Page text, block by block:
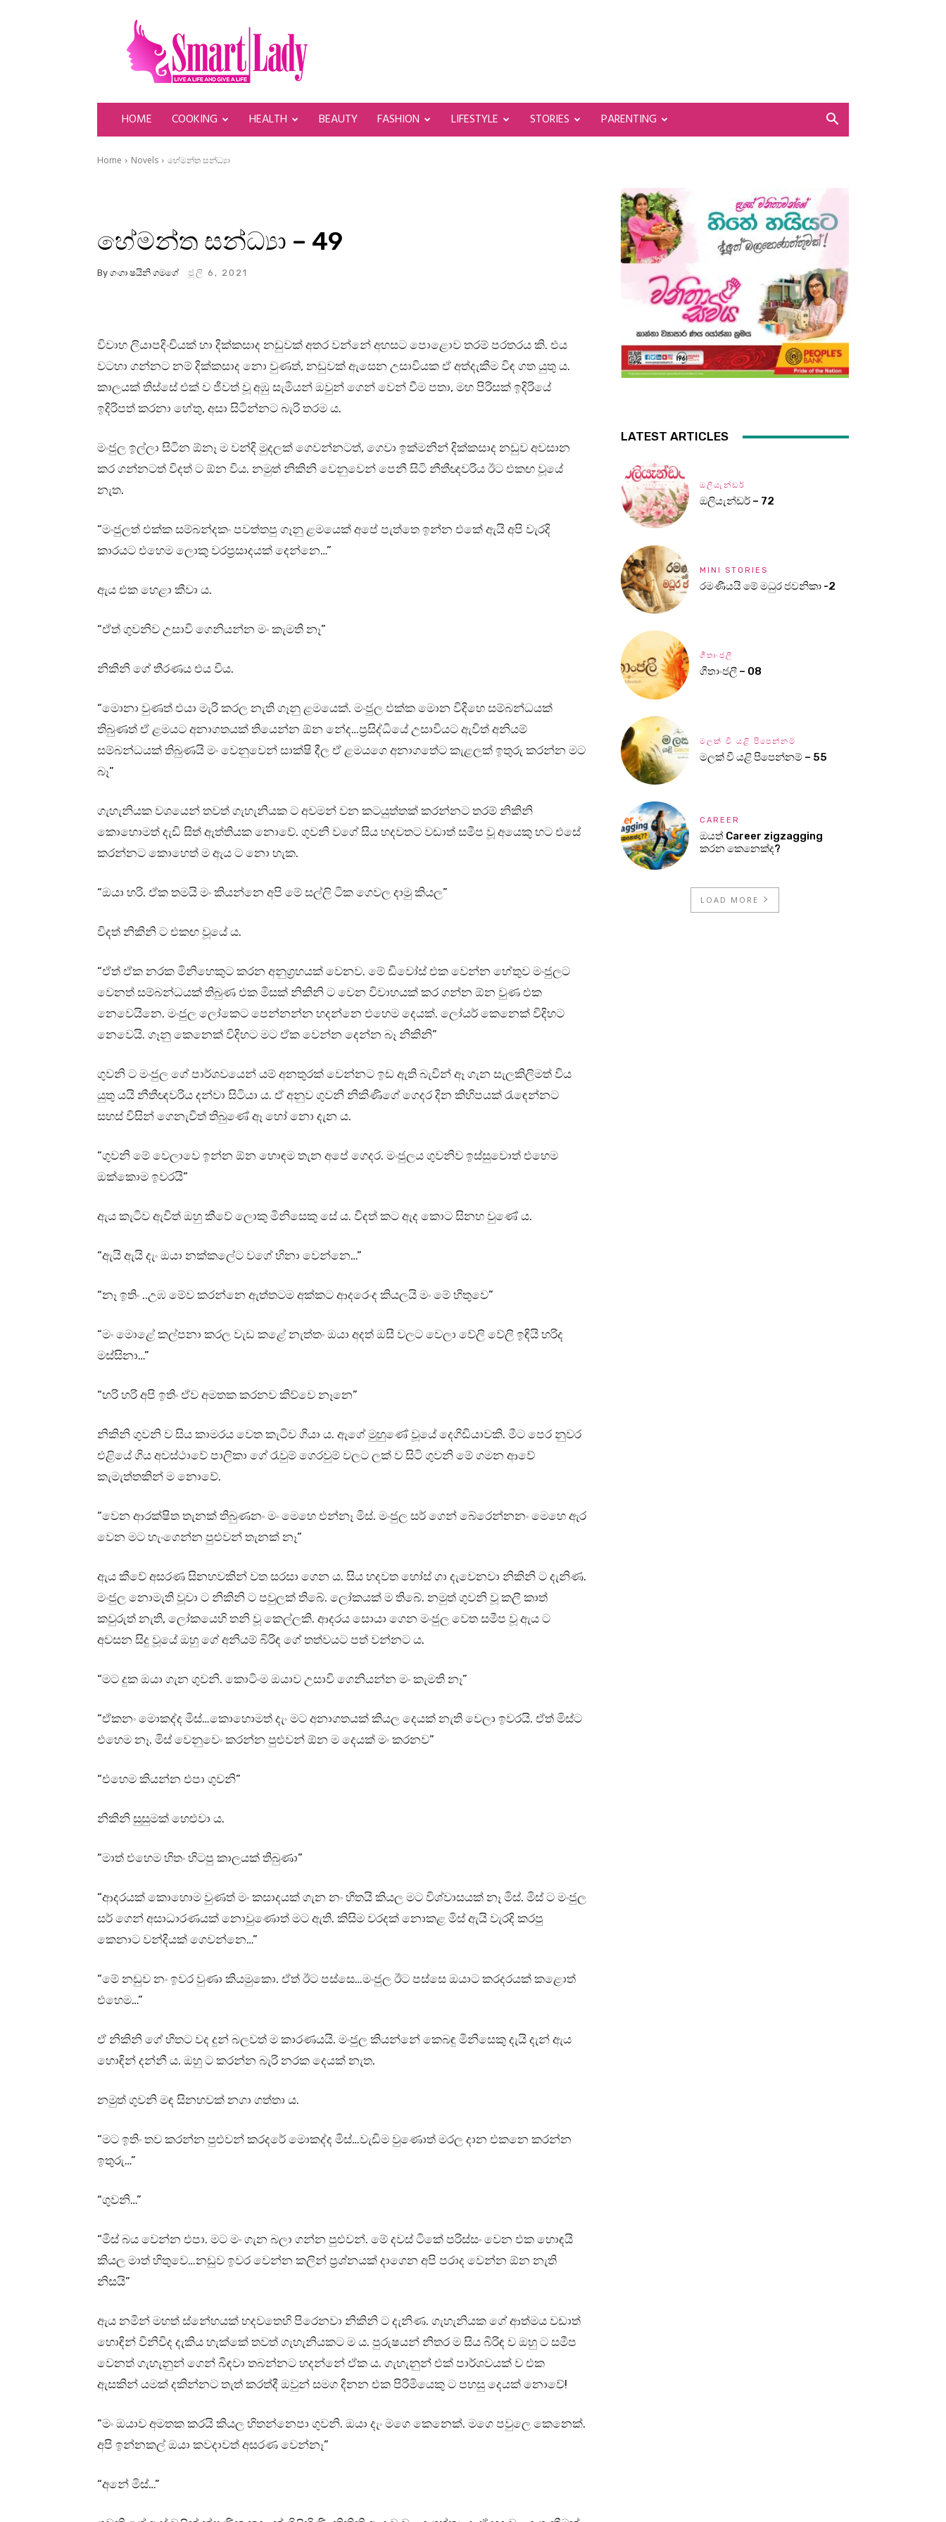
SmartLady
HOME COOKING HEALTH BEAUTY FASHION LIFESTYLE STORIES PARENTING
Home Novels හේමන්ත සන්ධ්‍යා
හේමන්ත සන්ධ්‍යා – 49
By ගංගා ෂයිනි ගමගේ ජූලි 6, 2021
විවාහ ලියාපදිංචියක් හා දික්කසාද නඩුවක් අතර වන්නේ අහසට පොළොව තරම් පරතරය කි. එය
වටහා ගන්නට නම් දික්කසාද නො වුණත්, නඩුවක් ඇසෙන උසාවියක ඒ අත්දැකීම විඳ ගත යුතු ය.
කාලයක් තිස්සේ එක් ව ජීවත් වූ අඹු සැමියන් ඔවුන් ගෙන් වෙන් වීම පතා, මහ පිරිසක් ඉදිරියේ
ඉදිරිපත් කරනා හේතු, අසා සිටින්නට බැරි තරම ය.
මංජුල ඉල්ලා සිටින ඕනෑ ම වන්දි මුදලක් ගෙවන්නටත්, ගෙවා ඉක්මනින් දික්කසාද නඩුව අවසාන
කර ගන්නටත් විදත් ට ඕන විය. නමුත් නිකිනි වෙනුවෙන් පෙනී සිටි නීතීඥවරිය ඊට එකඟ වූයේ
නැත.
“මංජුලත් එක්ක සම්බන්දකං පවත්තපු ගෑනු ළමයෙක් අපේ පැත්තෙ ඉන්න එකේ ඇයි අපි වැරදි
කාරයට එහෙම ලොකු වරප්‍රසාදයක් දෙන්නෙ…”
ඇය එක හෙළා කීවා ය.
“ඒත් ගුවනිව උසාවි ගෙනියන්න මං කැමති නෑ”
නිකිනි ගේ තීරණය එය විය.
“මොනා වුණත් එයා මැරි කරල නැති ගෑනු ළමයෙක්. මංජුල එක්ක මොන විදිහෙ සම්බන්ධයක්
තිබුණත් ඒ ළමයට අනාගතයක් තියෙන්න ඕන නේද…ප්‍රසිද්ධියේ උසාවියට ඇවිත් අනියම්
සම්බන්ධයක් තිබුණයි මං වෙනුවෙන් සාක්ෂි දීල ඒ ළමයගෙ අනාගතේට කැළලක් ඉතුරු කරන්න මට
බෑ”
ගැහැනියක වශයෙන් තවත් ගැහැනියක ට අවමන් වන කටයුත්තක් කරන්නට තරම් නිකිනි
කොහොමත් දැඩි සිත් ඇත්තියක නොවේ. ගුවනි වගේ සිය හදවතට වඩාත් සමීප වූ අයෙකු හට එසේ
කරන්නට කොහෙත් ම ඇය ට නො හැක.
“ඔයා හරි. ඒක තමයි මං කියන්නෙ අපි මේ සල්ලි ටික ගෙවල දාමු කියල”
විදත් නිකිනි ට එකඟ වූයේ ය.
“ඒත් ඒක නරක මිනිහෙකුට කරන අනුග්‍රහයක් වෙනව. මේ ඩිවෝස් එක වෙන්න හේතුව මංජුලට
වෙනත් සම්බන්ධයක් තිබුණ එක මිසක් නිකිනි ට වෙන විවාහයක් කර ගන්න ඕන වුණ එක
නෙවෙයිනෙ. මංජුල ලෝකෙට පෙන්නන්න හදන්නෙ එහෙම දෙයක්. ලෝයර් කෙනෙක් විදිහට
නෙවෙයි. ගෑනු කෙනෙක් විදිහට මට ඒක වෙන්න දෙන්න බෑ නිකිනි”
ගුවනි ට මංජුල ගේ පාර්ශවයෙන් යම් අනතුරක් වෙන්නට ඉඩ ඇති බැවින් ඈ ගැන සැලකිලිමත් විය
යුතු යයි නීතීඥවරිය දන්වා සිටියා ය. ඒ අනුව ගුවනි නිකිණිගේ ගෙදර දින කිහිපයක් රැඳෙන්නට
සහස් විසින් ගෙනැවිත් තිබුණේ ඈ හෝ නො දැන ය.
“ගුවනි මේ වෙලාවෙ ඉන්න ඕන හොඳම තැන අපේ ගෙදර. මංජුලය ගුවනිව ඉස්සුවොත් එහෙම
ඔක්කොම ඉවරයි”
ඇය කැටිව ඇවිත් ඔහු කීවේ ලොකු මිනිසෙකු සේ ය. විදත් කට ඇද කොට සිනහ වුණේ ය.
“ඇයි ඇයි දැං ඔයා නක්කලේට වගේ හිනා වෙන්නෙ…”
“නෑ ඉතිං ..උඹ මේව කරන්නෙ ඇත්තටම අක්කට ආදරෙංද කියලයි මං මේ හිතුවෙ”
“මං මොළේ කල්පනා කරල වැඩ කළේ නැත්තං ඔයා අදත් ඔසී වලට වෙලා වේලි වේලි ඉඳියි හරිද
මස්සිනා…”
“හරි හරි අපි ඉතිං ඒව අමතක කරනව කිව්වෙ නෑනෙ”
නිකිනි ගුවනි ව සිය කාමරය වෙත කැටිව ගියා ය. ඇගේ මුහුණේ වූයේ දෙගිඩියාවකි. මීට පෙර නුවර
එළියේ ගිය අවස්ථාවේ පාලිකා ගේ රැවුම් ගෙරවුම් වලට ලක් ව සිටි ගුවනි මේ ගමන ආවේ
කැමැත්තකින් ම නොවේ.
“වෙන ආරක්ෂිත තැනක් තිබුණනං මං මෙහෙ එන්නෑ මිස්. මංජුල සර් ගෙන් බේරෙන්නනං මෙහෙ ඇර
වෙන මට හැංගෙන්න පුළුවන් තැනක් නෑ”
ඇය කීවේ අසරණ සිනහවකින් වත සරසා ගෙන ය. සිය හදවත හෝස් ගා දැවෙනවා නිකිනි ට දැනිණ.
මංජුල නොමැති වූවා ට නිකිනි ට පවුලක් තිබේ. ලෝකයක් ම තිබේ. නමුත් ගුවනි වූ කලී කාත්
කවුරුත් නැති, ලෝකයෙහි තනි වූ කෙල්ලකි. ආදරය සොයා ගෙන මංජුල වෙත සමීප වූ ඇය ට
අවසන සිදු වූයේ ඔහු ගේ අනියම් බිරිඳ ගේ තත්වයට පත් වන්නට ය.
“මට දුක ඔයා ගැන ගුවනි. කොටිංම ඔයාව උසාවි ගෙනියන්න මං කැමති නෑ”
“ඒකනං මොකද්ද මිස්…කොහොමත් දැං මට අනාගතයක් කියල දෙයක් නැති වෙලා ඉවරයි. ඒත් මිස්ට
එහෙම නෑ. මිස් වෙනුවෙං කරන්න පුළුවන් ඕන ම දෙයක් මං කරනව”
“එහෙම කියන්න එපා ගුවනි”
නිකිනි සුසුමක් හෙළුවා ය.
“මාත් එහෙම හිතං හිටපු කාලයක් තිබුණා”
“ආදරයක් කොහොම වුණත් මං කසාදයක් ගැන නං හිතයි කියල මට විශ්වාසයක් නෑ මිස්. මිස් ට මංජුල
සර් ගෙන් අසාධාරණයක් නොවුණොත් මට ඇති. කිසිම වරදක් නොකළ මිස් ඇයි වැරදි කරපු
කෙනාට වන්දියක් ගෙවන්නෙ…”
“මේ නඩුව නං ඉවර වුණා කියමුකො. ඒත් ඊට පස්සෙ…මංජුල ඊට පස්සෙ ඔයාට කරදරයක් කළොත්
එහෙම…”
ඒ නිකිනි ගේ හිතට වද දුන් බලවත් ම කාරණයයි. මංජුල කියන්නේ කෙබඳු මිනිසෙකු දැයි දැන් ඇය
හොඳින් දන්නී ය. ඔහු ට කරන්න බැරි නරක දෙයක් නැත.
නමුත් ගුවනි මඳ සිනහවක් නගා ගත්තා ය.
“මට ඉතිං තව කරන්න පුළුවන් කරදරේ මොකද්ද මිස්…වැඩිම වුණොත් මරල දාන එකනෙ කරන්න
ඉතුරු…”
“ගුවනි…”
“මිස් බය වෙන්න එපා. මට මං ගැන බලා ගන්න පුළුවන්. මේ දවස් ටිකේ පරිස්සං වෙන එක හොඳයි
කියල මාත් හිතුවෙ…නඩුව ඉවර වෙන්න කලින් ප්‍රශ්නයක් දාගෙන අපි පරාද වෙන්න ඕන නැති
නිසයි”
ඇය නමින් මහත් ස්නේහයක් හදවතෙහි පිරෙනවා නිකිනි ට දැනිණ. ගැහැනියක ගේ ආත්මය වඩාත්
හොඳින් විනිවිද දැකිය හැක්කේ තවත් ගැහැනියකට ම ය. පුරුෂයන් නිතර ම සිය බිරිඳ ව ඔහු ට සමීප
වෙනත් ගැහැනුන් ගෙන් බිඳවා තබන්නට හදන්නේ ඒක ය. ගැහැනුන් එක් පාර්ශවයක් ව එක
ඇසකින් යමක් දකින්නට තැත් කරත්දී ඔවුන් සමග දිනන එක පිරිමියෙකු ට පහසු දෙයක් නොවේ!
“මං ඔයාව අමතක කරයි කියල හිතන්නෙපා ගුවනි. ඔයා දැං මගෙ කෙනෙක්. මගෙ පවුලෙ කෙනෙක්.
අපි ඉන්නකල් ඔයා කවදාවත් අසරණ වෙන්නෑ”
“අනේ මිස්…”
LATEST ARTICLES
ඔලියැන්ඩර්
ඔලියැන්ඩර් – 72
MINI STORIES
රමණීයයි මේ මධුර ජවනිකා -2
ගීතාංජලී
ගීතාංජලී – 08
මලක් වී යළි පිපෙන්නම්
මලක් වී යළි පිපෙන්නම් – 55
CAREER
ඔයත් Career zigzagging
කරන කෙනෙක්ද?
LOAD MORE